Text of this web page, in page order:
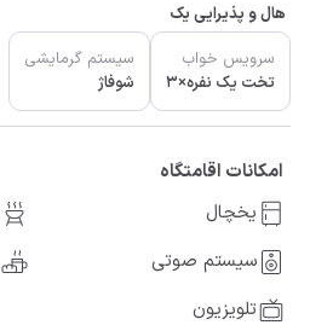
هال و پذیرایی یک
سرویس خواب
تخت یک نفره×3
سیستم گرمایشی
شوفاژ
امکانات اقامتگاه
یخچال
سیستم صوتی
تلویزیون